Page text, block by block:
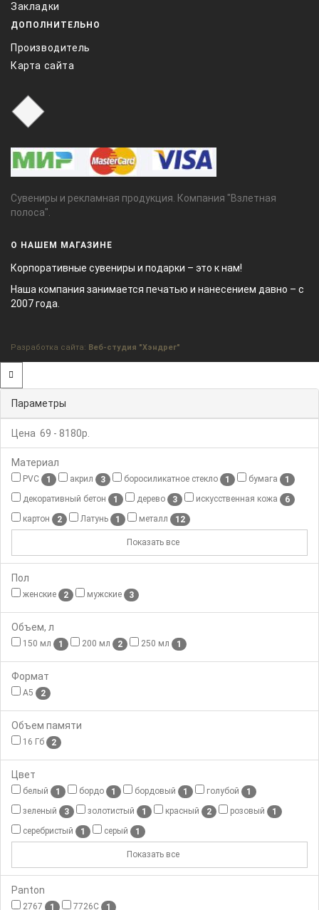
Закладки
ДОПОЛНИТЕЛЬНО
Производитель
Карта сайта
Сувениры и рекламная продукция. Компания "Взлетная
полоса".
О НАШЕМ МАГАЗИНЕ
Корпоративные сувениры и подарки – это к нам!
Наша компания занимается печатью и нанесением давно – с
2007 года.
Разработка сайта: Веб-студия "Хэндрег"
Параметры
Цена 69 - 8180р.
Материал
PVC 1 акрил 3 боросиликатное стекло 1 бумага
1
декоративный бетон
1 дерево 3 искусственная кожа
6
картон
2 Латунь 1 металл 12
Показать все
Пол
женские 2 мужские 3
Объем, л
150 мл 1 200 мл 2 250 мл 1
Формат
А5 2
Объем памяти
16 Гб 2
Цвет
белый 1 бордо 1 бордовый 1 голубой
1
зеленый
3 золотистый 1 красный 2 розовый
1
серебристый
1 серый 1
Показать все
Panton
2767 1 7726C 1